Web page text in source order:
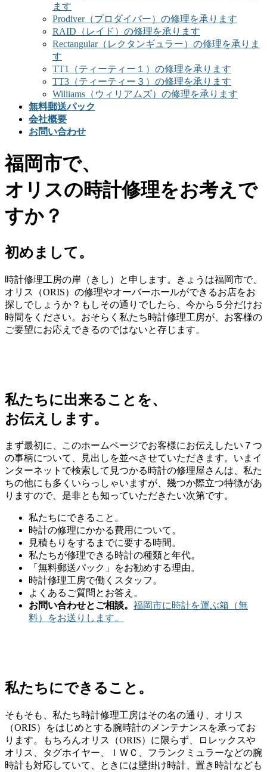
ます
Prodiver（プロダイバー）の修理を承ります
RAID（レイド）の修理を承ります
Rectangular（レクタンギュラー）の修理を承りま
す
TT1（ティーティー１）の修理を承ります
TT3（ティーティー３）の修理を承ります
Williams（ウィリアムズ）の修理を承ります
無料郵送パック
会社概要
お問い合わせ
福岡市で、
オリスの時計修理をお考えで
すか？
初めまして。
時計修理工房の岸（きし）と申します。きょうは福岡市で、
オリス（ORIS）の修理やオーバーホールができるお店をお
探しでしょうか？もしその通りでしたら、今から５分だけお
時間をください。おそらく私たち時計修理工房が、お客様の
ご要望にお応えできるのではないと存じます。
私たちに出来ることを、
お伝えします。
まず最初に、このホームページでお客様にお伝えしたい７つ
の事柄について、見出しを並べさせていただきます。いまイ
ンターネットで検索して見つかる時計の修理屋さんは、私た
ちの他にも多くいらっしゃいますが、幾つか際立つ特徴があ
りますので、是非とも知っていただきたい次第です。
私たちにできること。
時計の修理にかかる費用について。
見積もりをするまでに要する時間。
私たちが修理できる時計の種類と年代。
「無料郵送パック」をお勧めする理由。
時計修理工房で働くスタッフ。
よくあるご質問とお答え。
お問い合わせとご相談。 福岡市に時計を運ぶ箱（無
料）をお送りします。
私たちにできること。
そもそも、私たち時計修理工房はその名の通り、オリス
（ORIS）をはじめとする腕時計のメンテナンスを承ってお
ります。もちろんオリス（ORIS）に限らず、ロレックスや
オリス、タグホイヤー、ＩＷＣ、フランクミュラーなどの腕
時計も対応していて、ときには壁掛け時計、置き時計なども